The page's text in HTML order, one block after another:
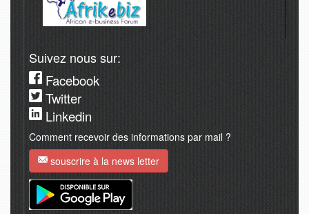
Suivez nous sur:
Facebook
Twitter
Linkedin
Comment recevoir des informations par mail ?
souscrire à la news letter